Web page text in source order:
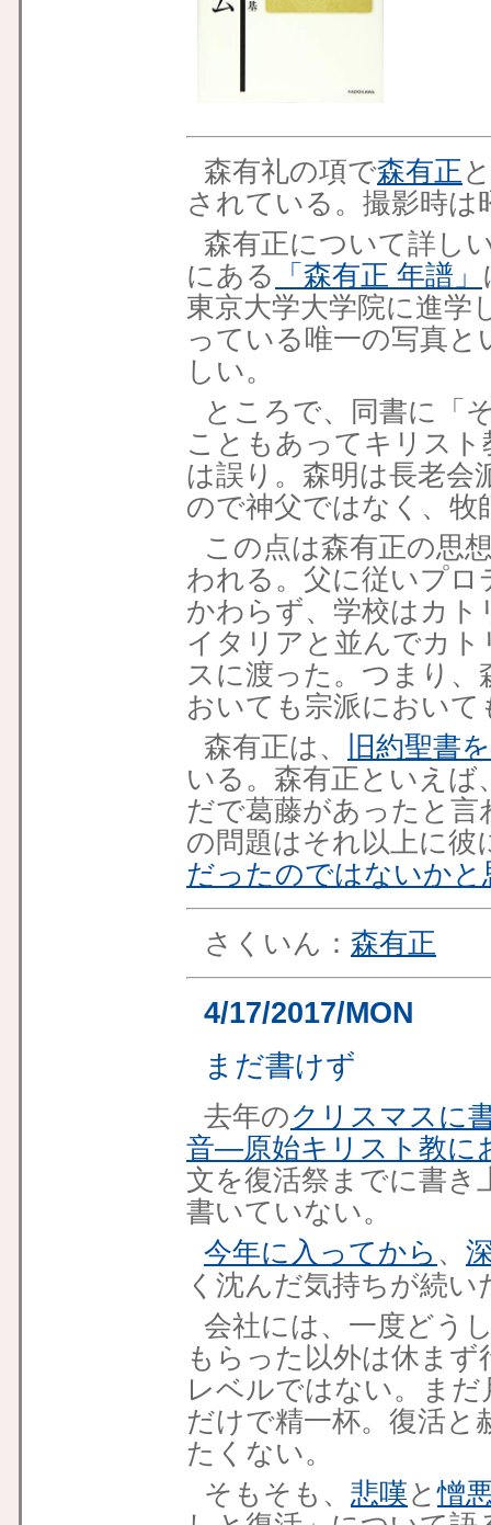
森有礼の項で森有正
されている。撮影時は
森有正について詳し
にある
「森有正 年譜」
東京大学大学院に進学
っている唯一の写真
しい。
ところで、同書に「
こともあってキリス
は誤り。森明は長老
ので神父ではなく、牧
この点は森有正の思
われる。父に従いプ
かわらず、学校はカ
イタリアと並んでカ
スに渡った。つまり
おいても宗派において
森有正は、
旧約聖書
いる。森有正といえば
だで葛藤があったと
の問題はそれ以上に彼
だったのではないか
さくいん： 森有正
4/17/2017/MON
まだ書けず
去年のクリスマスに
音―原始キリスト教に
文を復活祭までに書き
書いていない。
今年に入ってから 、
く沈んだ気持ちが続
会社には、一度どう
もらった以外は休ま
レベルではない。ま
だけで精一杯。復活と
たくない。
そもそも、 悲嘆と憎